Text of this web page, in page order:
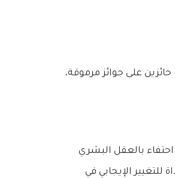
على جوائز مرموقة،
بالعقل البشري
للتغيير الإيجابي في